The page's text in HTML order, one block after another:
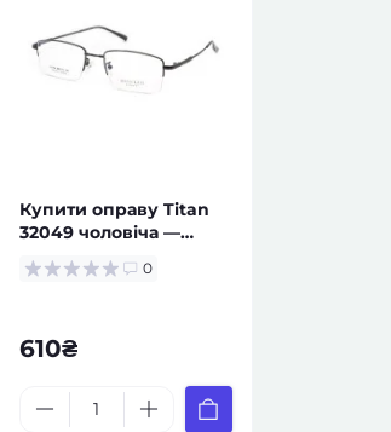
Купити оправу Titan
32049 чоловіча —
0
610₴